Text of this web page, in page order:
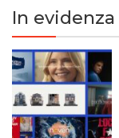
In evidenza